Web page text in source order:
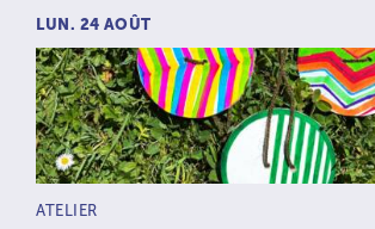
LUN. 24 AOÛT
TYPE D’ACTIVITÉ :
ATELIER